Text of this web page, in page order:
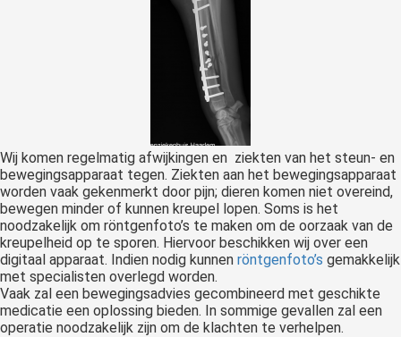
Wij komen regelmatig afwijkingen en ziekten van het steun- en
bewegingsapparaat tegen. Ziekten aan het bewegingsapparaat
worden vaak gekenmerkt door pijn; dieren komen niet overeind,
bewegen minder of kunnen kreupel lopen. Soms is het
noodzakelijk om röntgenfoto’s te maken om de oorzaak van de
kreupelheid op te sporen. Hiervoor beschikken wij over een
digitaal apparaat. Indien nodig kunnen röntgenfoto’s gemakkelijk
met specialisten overlegd worden.
Vaak zal een bewegingsadvies gecombineerd met geschikte
medicatie een oplossing bieden. In sommige gevallen zal een
operatie noodzakelijk zijn om de klachten te verhelpen.